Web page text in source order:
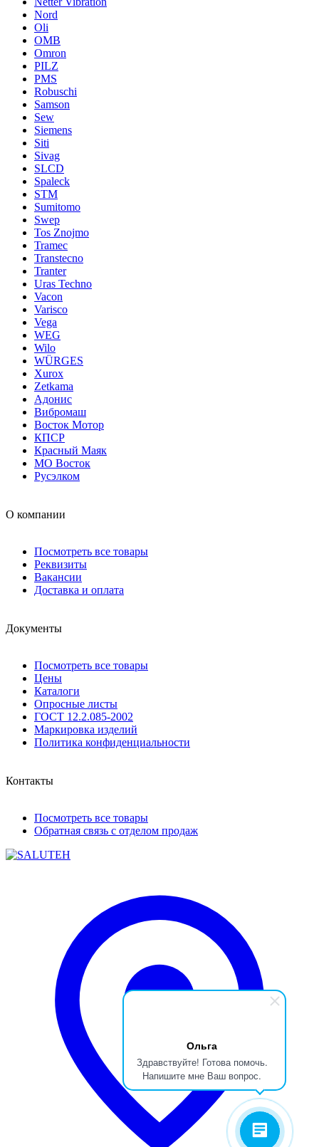
Ольга
Здравствуйте! Готова помочь.
Напишите мне Ваш вопрос.
Nord
Oli
OMB
Omron
PILZ
PMS
Robuschi
Samson
Sew
Siemens
Siti
Sivag
SLCD
Spaleck
STM
Sumitomo
Swep
Tos Znojmo
Tramec
Transtecno
Tranter
Uras Techno
Vacon
Varisco
Vega
WEG
Wilo
WÜRGES
Xurox
Zetkama
Адонис
Вибромаш
Восток Мотор
КПСР
Красный Маяк
МО Восток
Русэлком
О компании
Посмотреть все товары
Реквизиты
Вакансии
Доставка и оплата
Документы
Посмотреть все товары
Цены
Каталоги
Опросные листы
ГОСТ 12.2.085-2002
Маркировка изделий
Политика конфиденциальности
Контакты
Посмотреть все товары
Обратная связь с отделом продаж